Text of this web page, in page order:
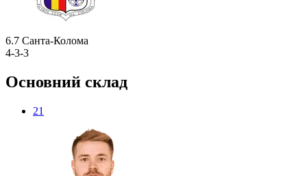
6.7 Санта-Колома
4-3-3
Основний склад
21